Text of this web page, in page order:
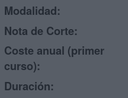
Modalidad:
Nota de Corte:
Coste anual (primer
curso):
Duración: